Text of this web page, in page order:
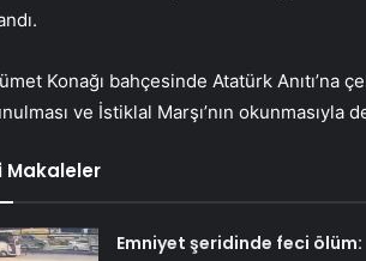
Konağı bahçesinde Atatürk Anıtı’na
ve İstiklal Marşı’nın okunmasıyla
Makaleler
Emniyet şeridinde feci ölüm: